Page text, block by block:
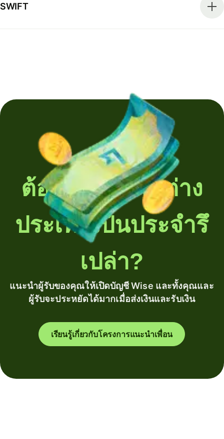
SWIFT
ต้องโอนเงินไปต่าง
ประเทศเป็นประจำรึ
เปล่า?
แนะนำผู้รับของคุณให้เปิดบัญชี Wise และทั้งคุณและ
ผู้รับจะประหยัดได้มากเมื่อส่งเงินและรับเงิน
เรียนรู้เกี่ยวกับโครงการแนะนำเพื่อน